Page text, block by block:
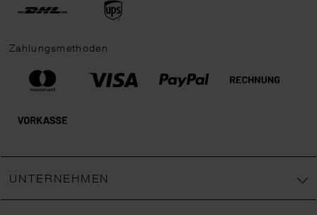
Zahlungsmethoden
UNTERNEHMEN